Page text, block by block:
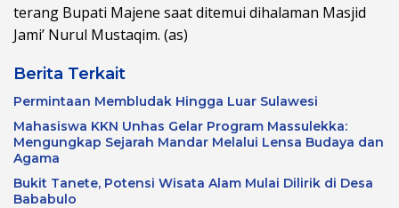
terang Bupati Majene saat ditemui dihalaman Masjid
Jami’ Nurul Mustaqim. (as)
Berita Terkait
Permintaan Membludak Hingga Luar Sulawesi
Mahasiswa KKN Unhas Gelar Program Massulekka:
Mengungkap Sejarah Mandar Melalui Lensa Budaya dan
Agama
Bukit Tanete, Potensi Wisata Alam Mulai Dilirik di Desa
Bababulo